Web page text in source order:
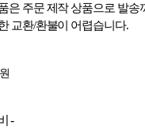
은 주문 제작 상품으로 발송
교환/환불이 어렵습니다.
-